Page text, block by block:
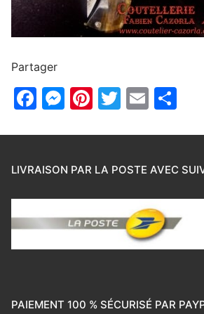
Partager
Facebook
Messenger
Pinterest
Twitter
Email
LIVRAISON PAR LA POSTE AVEC
PAIEMENT 100 % SÉCURISÉ PAR